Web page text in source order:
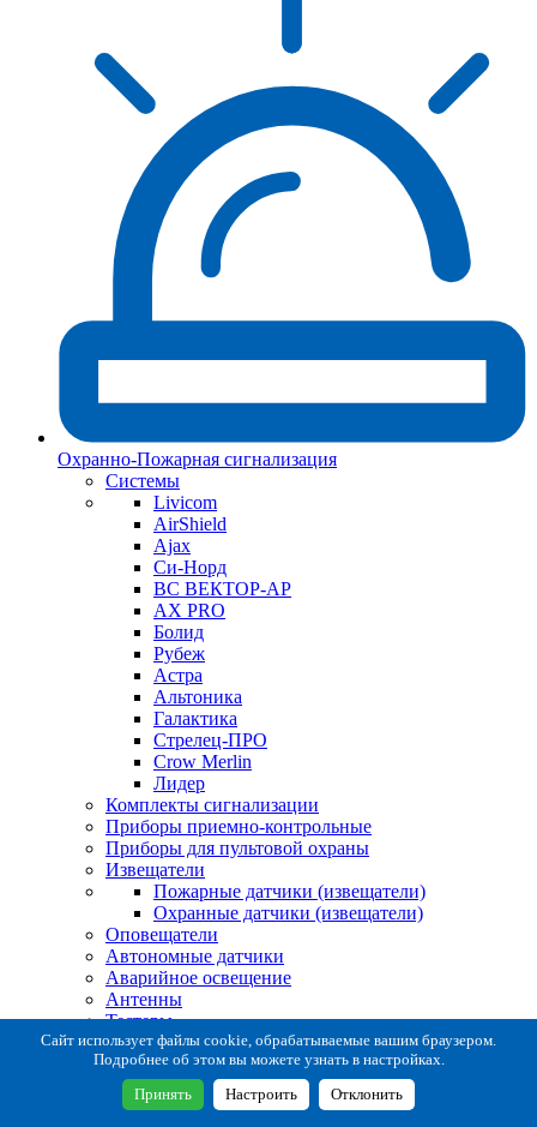
Охранно-Пожарная сигнализация
Системы
Livicom
AirShield
Ajax
Си-Норд
ВС ВЕКТОР-АР
AX PRO
Болид
Рубеж
Астра
Альтоника
Галактика
Стрелец-ПРО
Crow Merlin
Лидер
Комплекты сигнализации
Приборы приемно-контрольные
Приборы для пультовой охраны
Извещатели
Пожарные датчики (извещатели)
Охранные датчики (извещатели)
Оповещатели
Автономные датчики
Аварийное освещение
Антенны
Тестеры
Система сбора извещений
Расходные и монтажные материалы
Коробки коммутационные
Кронштейны для извещателей
Сайт использует файлы cookie, обрабатываемые вашим браузером.
Подробнее об этом вы можете узнать в настройках.
Принять Настроить Отклонить